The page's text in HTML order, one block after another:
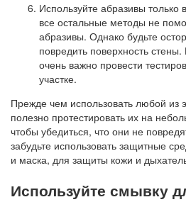
Используйте абразивы только
все остальные методы не
абразивы. Однако будьте
повредить поверхность
очень важно провести
участке.
Прежде чем использовать любой из
полезно протестировать их на
чтобы убедиться, что они не
забудьте использовать защитные
и маска, для защиты кожи и
Используйте смывку